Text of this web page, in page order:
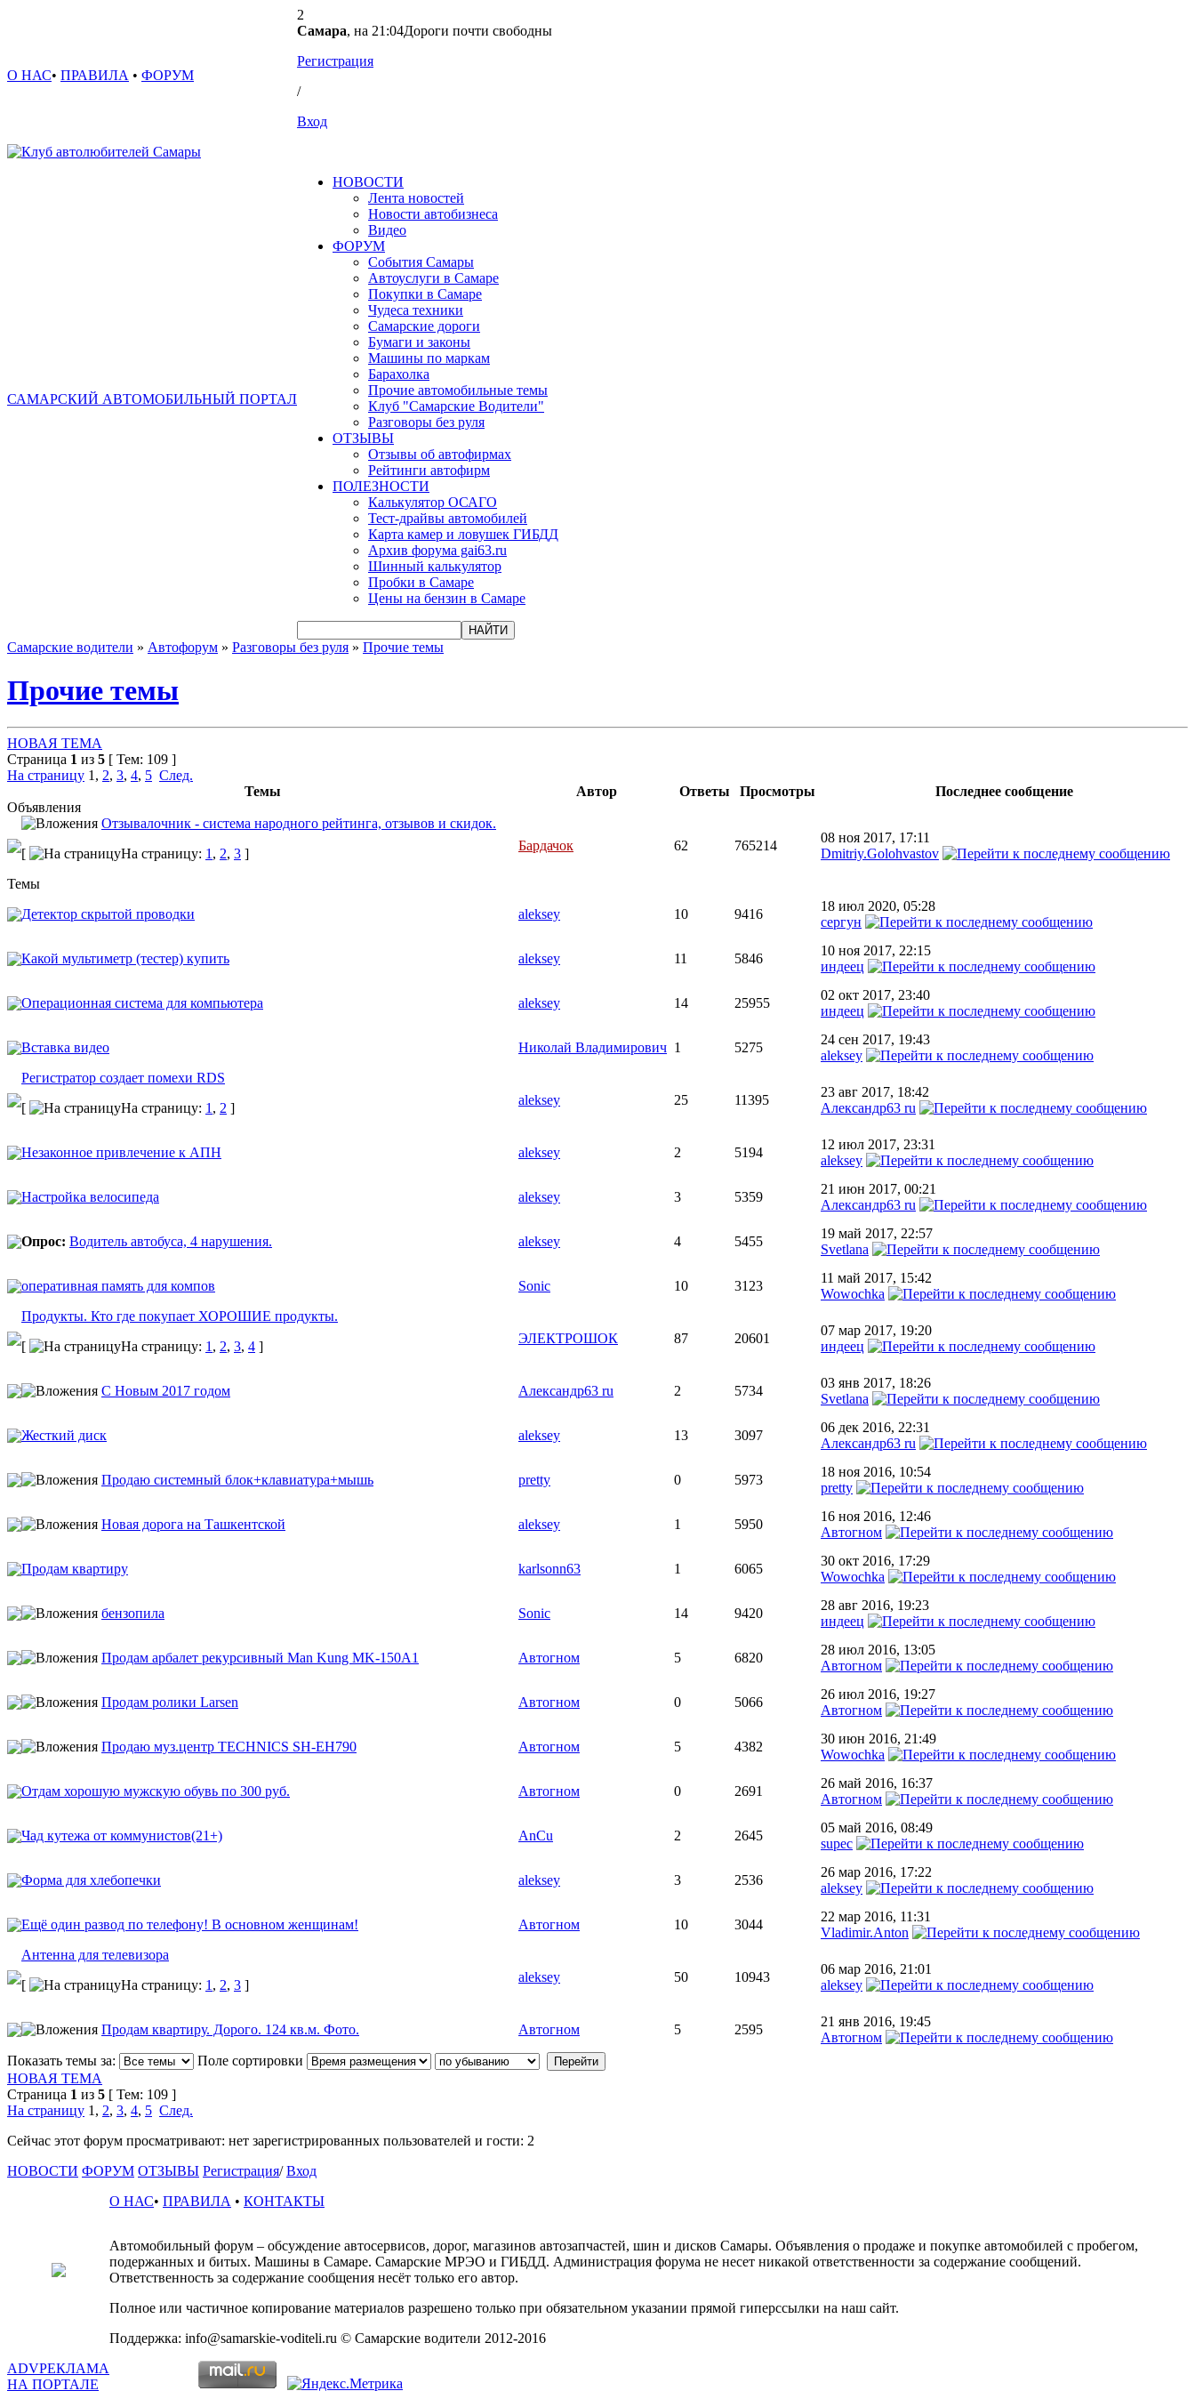
О НАС• ПРАВИЛА • ФОРУМ
2
Самара, на 21:04Дороги почти свободны
Регистрация
/
Вход
САМАРСКИЙ АВТОМОБИЛЬНЫЙ ПОРТАЛ
НОВОСТИ
Лента новостей
Новости автобизнеса
Видео
ФОРУМ
События Самары
Автоуслуги в Самаре
Покупки в Самаре
Чудеса техники
Самарские дороги
Бумаги и законы
Машины по маркам
Барахолка
Прочие автомобильные темы
Клуб "Самарские Водители"
Разговоры без руля
ОТЗЫВЫ
Отзывы об автофирмах
Рейтинги автофирм
ПОЛЕЗНОСТИ
Калькулятор ОСАГО
Тест-драйвы автомобилей
Карта камер и ловушек ГИБДД
Архив форума gai63.ru
Шинный калькулятор
Пробки в Самаре
Цены на бензин в Самаре
Самарские водители » Автофорум » Разговоры без руля » Прочие темы
Прочие темы
НОВАЯ ТЕМА
Страница 1 из 5 [ Тем: 109 ]
На страницу 1 , 2, 3, 4, 5 След.
Темы
Автор Ответы Просмотры
Последнее сообщение
Объявления
Отзывалочник - система народного рейтинга, отзывов и скидок.
[
На страницу: 1 , 2, 3 ]
Бардачок 62 765214
08 ноя 2017, 17:11
Dmitriy.Golohvastov
Темы
Детектор скрытой проводки
aleksey 10 9416
18 июл 2020, 05:28
сергун
Какой мультиметр (тестер) купить aleksey 11 5846
10 ноя 2017, 22:15
индеец
Операционная система для компьютера aleksey 14 25955
02 окт 2017, 23:40
индеец
Вставка видео Николай Владимирович 1 5275
24 сен 2017, 19:43
aleksey
Регистратор создает помехи RDS
[
На страницу: 1 , 2 ]
aleksey 25 11395
23 авг 2017, 18:42
Александр63 ru
Незаконное привлечение к АПН aleksey 2 5194
12 июл 2017, 23:31
aleksey
Настройка велосипеда aleksey 3 5359
21 июн 2017, 00:21
Александр63 ru
Опрос: Водитель автобуса, 4 нарушения. aleksey 4 5455
19 май 2017, 22:57
Svetlana
оперативная память для компов Sonic 10 3123
11 май 2017, 15:42
Wowochka
Продукты. Кто где покупает ХОРОШИЕ продукты.
[
На страницу: 1 , 2, 3, 4 ]
ЭЛЕКТРОШОК 87 20601
07 мар 2017, 19:20
индеец
С Новым 2017 годом Александр63 ru 2 5734
03 янв 2017, 18:26
Svetlana
Жесткий диск aleksey 13 3097
06 дек 2016, 22:31
Александр63 ru
Продаю системный блок+клавиатура+мышь pretty 0 5973
18 ноя 2016, 10:54
pretty
Новая дорога на Ташкентской aleksey 1 5950
16 ноя 2016, 12:46
Автогном
Продам квартиру karlsonn63 1 6065
30 окт 2016, 17:29
Wowochka
бензопила Sonic 14 9420
28 авг 2016, 19:23
индеец
Продам арбалет рекурсивный Man Kung MK-150A1 Автогном 5 6820
28 июл 2016, 13:05
Автогном
Продам ролики Larsen Автогном 0 5066
26 июл 2016, 19:27
Автогном
Продаю муз.центр TECHNICS SH-EH790 Автогном 5 4382
30 июн 2016, 21:49
Wowochka
Отдам хорошую мужскую обувь по 300 руб. Автогном 0 2691
26 май 2016, 16:37
Автогном
Чад кутежа от коммунистов(21+) AnCu 2 2645
05 май 2016, 08:49
supec
Форма для хлебопечки aleksey 3 2536
26 мар 2016, 17:22
aleksey
Ещё один развод по телефону! В основном женщинам! Автогном 10 3044
22 мар 2016, 11:31
Vladimir.Anton
Антенна для телевизора
[
На страницу: 1 , 2, 3 ]
aleksey 50 10943
06 мар 2016, 21:01
aleksey
Продам квартиру. Дорого. 124 кв.м. Фото. Автогном 5 2595
21 янв 2016, 19:45
Автогном
Показать темы за:
Поле сортировки
НОВАЯ ТЕМА
Страница 1 из 5 [ Тем: 109 ]
На страницу 1 , 2, 3, 4, 5 След.
Сейчас этот форум просматривают: нет зарегистрированных пользователей и гости: 2
НОВОСТИ ФОРУМ ОТЗЫВЫ Регистрация/ Вход
О НАС• ПРАВИЛА • КОНТАКТЫ
Автомобильный форум – обсуждение автосервисов, дорог, магазинов автозапчастей, шин и дисков Самары. Объявления о продаже и покупке автомобилей с пробегом,
подержанных и битых. Машины в Самаре. Самарские МРЭО и ГИБДД. Администрация форума не несет никакой ответственности за содержание сообщений.
Ответственность за содержание сообщения несёт только его автор.
Полное или частичное копирование материалов разрешено только при обязательном указании прямой гиперссылки на наш сайт.
Поддержка: info@samarskie-voditeli.ru © Самарские водители 2012-2016
ADVРЕКЛАМА
НА ПОРТАЛЕ